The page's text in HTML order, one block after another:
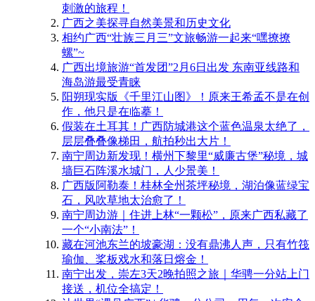
刺激的旅程！
广西之美探寻自然美景和历史文化
相约广西“壮族三月三”文旅畅游一起来“嘿撩撩
螺”~
广西出境旅游“首发团”2月6日出发 东南亚线路和
海岛游最受青睐
阳朔现实版《千里江山图》！原来王希孟不是在创
作，他只是在临摹！
​假装在土耳其！广西防城港这个蓝色温泉太绝了，
层层叠叠像梯田，航拍秒出大片！
南宁周边新发现！横州下黎里“威廉古堡”秘境，城
墙巨石阵溪水城门，人少景美！
​广西版阿勒泰！桂林全州茶坪秘境，湖泊像蓝绿宝
石，风吹草地太治愈了！
南宁周边游｜住进上林“一颗松”，原来广西私藏了
一个“小南法”！
藏在河池东兰的坡豪湖：没有鼎沸人声，只有竹筏
瑜伽、桨板戏水和落日熔金！
南宁出发，崇左3天2晚拍照之旅｜华骋一分站上门
接送，机位全搞定！